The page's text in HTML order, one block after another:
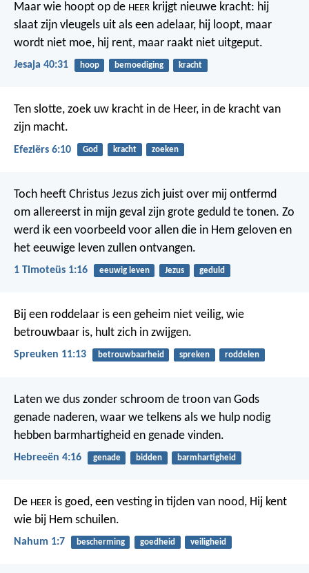
Maar wie hoopt op de HEER krijgt nieuwe kracht: hij
slaat zijn vleugels uit als een adelaar, hij loopt, maar
wordt niet moe, hij rent, maar raakt niet uitgeput.
Jesaja 40:31 hoop bemoediging kracht
Ten slotte, zoek uw kracht in de Heer, in de kracht van
zijn macht.
Efeziërs 6:10 God kracht zoeken
Toch heeft Christus Jezus zich juist over mij ontfermd
om allereerst in mijn geval zijn grote geduld te tonen. Zo
werd ik een voorbeeld voor allen die in Hem geloven en
het eeuwige leven zullen ontvangen.
1 Timoteüs 1:16 eeuwig leven Jezus geduld
Bij een roddelaar is een geheim niet veilig, wie
betrouwbaar is, hult zich in zwijgen.
Spreuken 11:13 betrouwbaarheid spreken roddelen
Laten we dus zonder schroom de troon van Gods
genade naderen, waar we telkens als we hulp nodig
hebben barmhartigheid en genade vinden.
Hebreeën 4:16 genade bidden barmhartigheid
De HEER is goed, een vesting in tijden van nood, Hij kent
wie bij Hem schuilen.
Nahum 1:7 bescherming goedheid veiligheid